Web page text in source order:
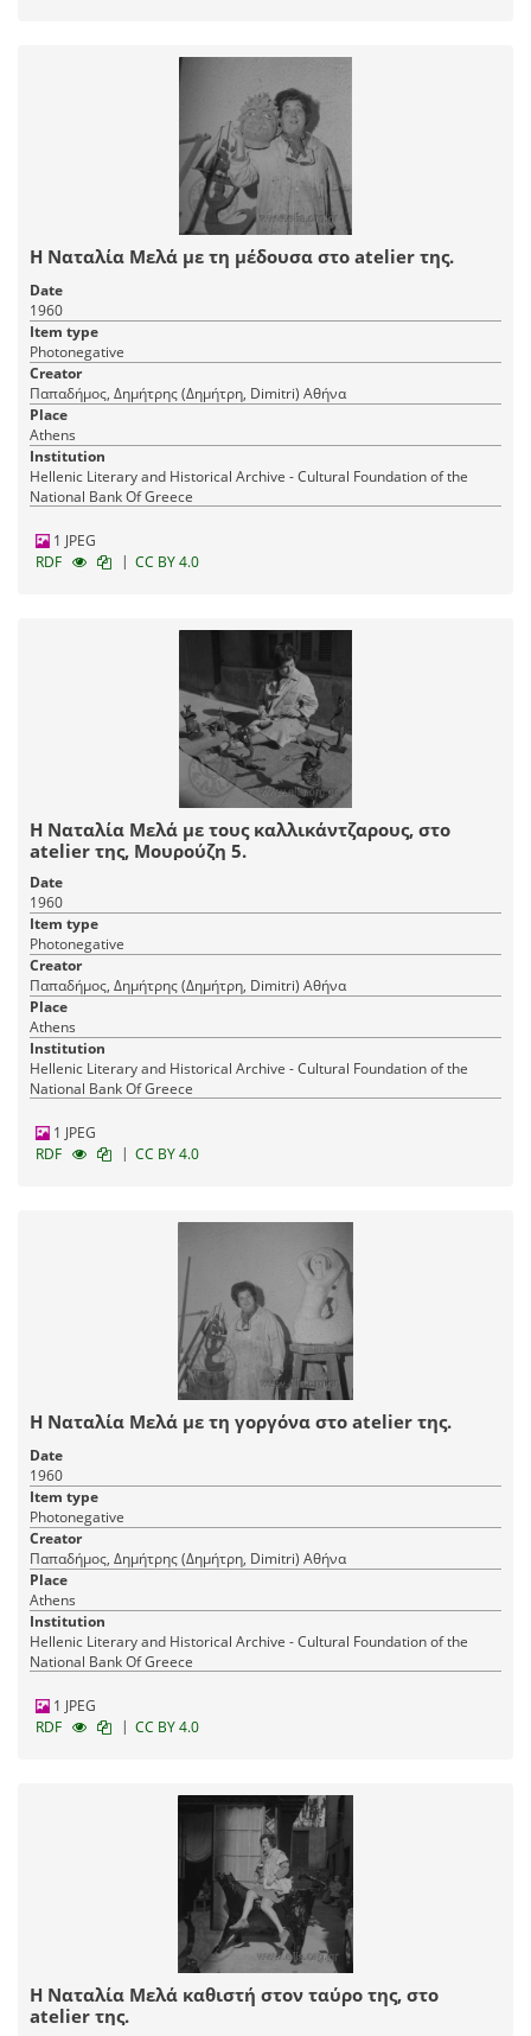
Η Ναταλία Μελά με τη μέδουσα στο atelier της.
Date
1960
Item type
Photonegative
Creator
Παπαδήμος, Δημήτρης (Δημήτρη, Dimitri) Αθήνα
Place
Athens
Institution
Hellenic Literary and Historical Archive - Cultural Foundation of the
National Bank Of Greece
1 JPEG
RDF
| CC BY 4.0
Η Ναταλία Μελά με τους καλλικάντζαρους, στο
atelier της, Μουρούζη 5.
Date
1960
Item type
Photonegative
Creator
Παπαδήμος, Δημήτρης (Δημήτρη, Dimitri) Αθήνα
Place
Athens
Institution
Hellenic Literary and Historical Archive - Cultural Foundation of the
National Bank Of Greece
1 JPEG
RDF
| CC BY 4.0
Η Ναταλία Μελά με τη γοργόνα στο atelier της.
Date
1960
Item type
Photonegative
Creator
Παπαδήμος, Δημήτρης (Δημήτρη, Dimitri) Αθήνα
Place
Athens
Institution
Hellenic Literary and Historical Archive - Cultural Foundation of the
National Bank Of Greece
1 JPEG
RDF
| CC BY 4.0
Η Ναταλία Μελά καθιστή στον ταύρο της, στο
atelier της.